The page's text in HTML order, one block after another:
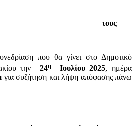
τους
που θα γίνει στο Δημοτικό
την
24η Ιουλίου2025, ημέρα
για συζήτηση και λήψη απόφασης πάνω